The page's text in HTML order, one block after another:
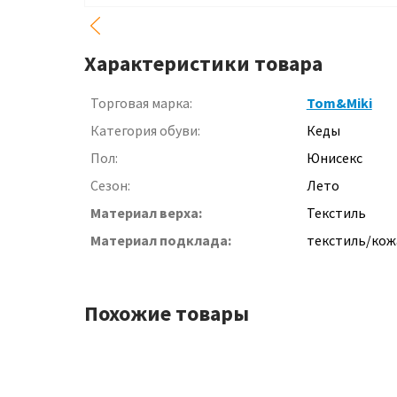
Характеристики товара
Торговая марка:
Tom&Miki
Категория обуви:
Кеды
Пол:
Юнисекс
Сезон:
Лето
Материал верха:
Текстиль
Материал подклада:
текстиль/
Похожие товары